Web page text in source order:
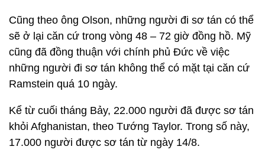
Cũng theo ông Olson, những người đi sơ tán có thể
sẽ ở lại căn cứ trong vòng 48 – 72 giờ đồng hồ. Mỹ
cũng đã đồng thuận với chính phủ Đức về việc
những người đi sơ tán không thể có mặt tại căn cứ
Ramstein quá 10 ngày.
Kể từ cuối tháng Bảy, 22.000 người đã được sơ tán
khỏi Afghanistan, theo Tướng Taylor. Trong số này,
17.000 người được sơ tán từ ngày 14/8.